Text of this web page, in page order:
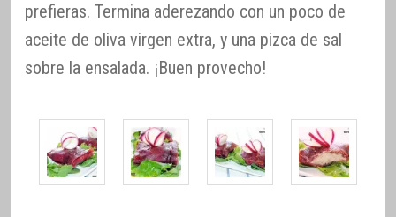
prefieras. Termina aderezando con un poco de
aceite de oliva virgen extra, y una pizca de sal
sobre la ensalada. ¡Buen provecho!